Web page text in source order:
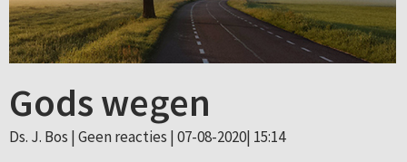
Gods wegen
Ds. J. Bos | Geen reacties | 07-08-2020| 15:14